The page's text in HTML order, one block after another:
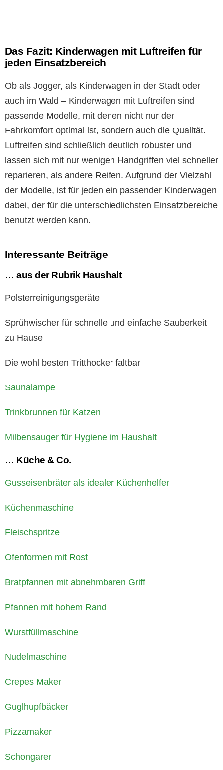
Das Fazit: Kinderwagen mit Luftreifen für
jeden Einsatzbereich
Ob als Jogger, als Kinderwagen in der Stadt oder
auch im Wald – Kinderwagen mit Luftreifen sind
passende Modelle, mit denen nicht nur der
Fahrkomfort optimal ist, sondern auch die Qualität.
Luftreifen sind schließlich deutlich robuster und
lassen sich mit nur wenigen Handgriffen viel schneller
reparieren, als andere Reifen. Aufgrund der Vielzahl
der Modelle, ist für jeden ein passender Kinderwagen
dabei, der für die unterschiedlichsten Einsatzbereiche
benutzt werden kann.
Interessante Beiträge
… aus der Rubrik Haushalt
Polsterreinigungsgeräte
Sprühwischer für schnelle und einfache Sauberkeit
zu Hause
Die wohl besten Tritthocker faltbar
Saunalampe
Trinkbrunnen für Katzen
Milbensauger für Hygiene im Haushalt
… Küche & Co.
Gusseisenbräter als idealer Küchenhelfer
Küchenmaschine
Fleischspritze
Ofenformen mit Rost
Bratpfannen mit abnehmbaren Griff
Pfannen mit hohem Rand
Wurstfüllmaschine
Nudelmaschine
Crepes Maker
Guglhupfbäcker
Pizzamaker
Schongarer